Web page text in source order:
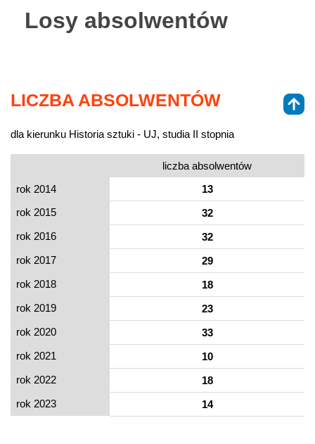
Losy absolwentów
LICZBA ABSOLWENTÓW
dla kierunku Historia sztuki - UJ, studia II stopnia
liczba absolwentów
rok 2014
13
rok 2015
32
rok 2016
32
rok 2017
29
rok 2018
18
rok 2019
23
rok 2020
33
rok 2021
10
rok 2022
18
rok 2023
14